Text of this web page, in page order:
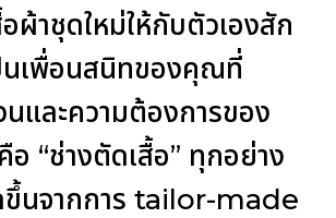
ผ้าชุดใหม่ให้กับตัวเองสัก
นเพื่อนสนิทของคุณที่
นและความต้องการของ
“ช่างตัดเสื้อ” ทุกอย่าง
ขึ้นจากการ tailor-made